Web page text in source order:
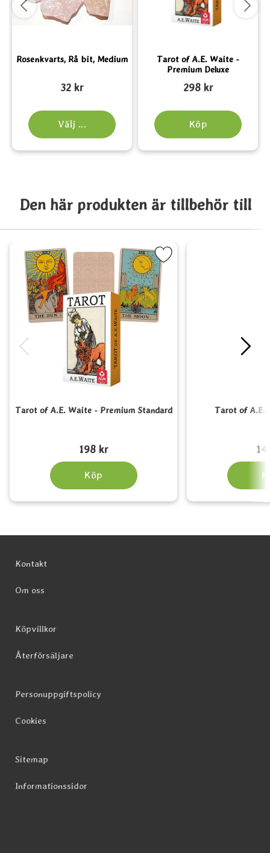
Rosenkvarts, Rå bit, Medium
Art. nr 418432 kr
Välj ...
Tarot of A.E. Waite -
Premium Deluxe
Art. nr 5758298 kr
Köp
Den här produkten är tillbehör till
Tarot of A.E. Waite - Premium Standard
198 kr
Köp
Markera tarot of A.E. Waite - Premium Standard som
Tarot of A.E.
Kontakt
Om oss
Köpvillkor
Återförsäljare
Personuppgiftspolicy
Cookies
Sitemap
Informationssidor